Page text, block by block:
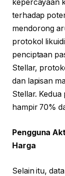
kepercayaan
terhadap
mendorong
protokol
penciptaan
Stellar,
dan lapisan
Stellar.
hampir 70%
Pengguna
Harga
Selain itu,